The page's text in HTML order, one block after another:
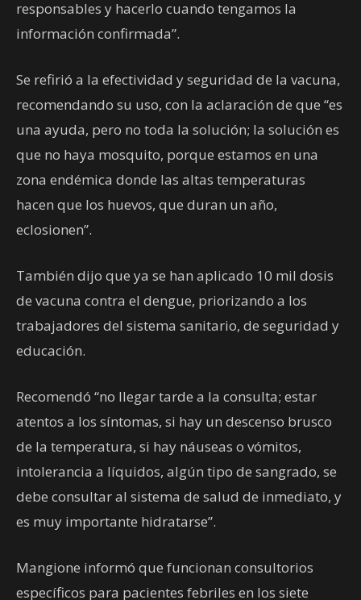
responsables y hacerlo cuando tengamos la
información confirmada”.
Se refirió a la efectividad y seguridad de la vacuna,
recomendando su uso, con la aclaración de que “es
una ayuda, pero no toda la solución; la solución es
que no haya mosquito, porque estamos en una
zona endémica donde las altas temperaturas
hacen que los huevos, que duran un año,
eclosionen”.
También dijo que ya se han aplicado 10 mil dosis
de vacuna contra el dengue, priorizando a los
trabajadores del sistema sanitario, de seguridad y
educación.
Recomendó “no llegar tarde a la consulta; estar
atentos a los síntomas, si hay un descenso brusco
de la temperatura, si hay náuseas o vómitos,
intolerancia a líquidos, algún tipo de sangrado, se
debe consultar al sistema de salud de inmediato, y
es muy importante hidratarse”.
Mangione informó que funcionan consultorios
específicos para pacientes febriles en los siete